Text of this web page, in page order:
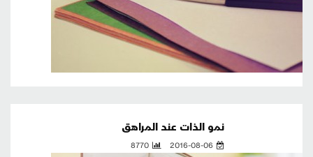
نمو الذات عند المراهق
2016-08-06
8770